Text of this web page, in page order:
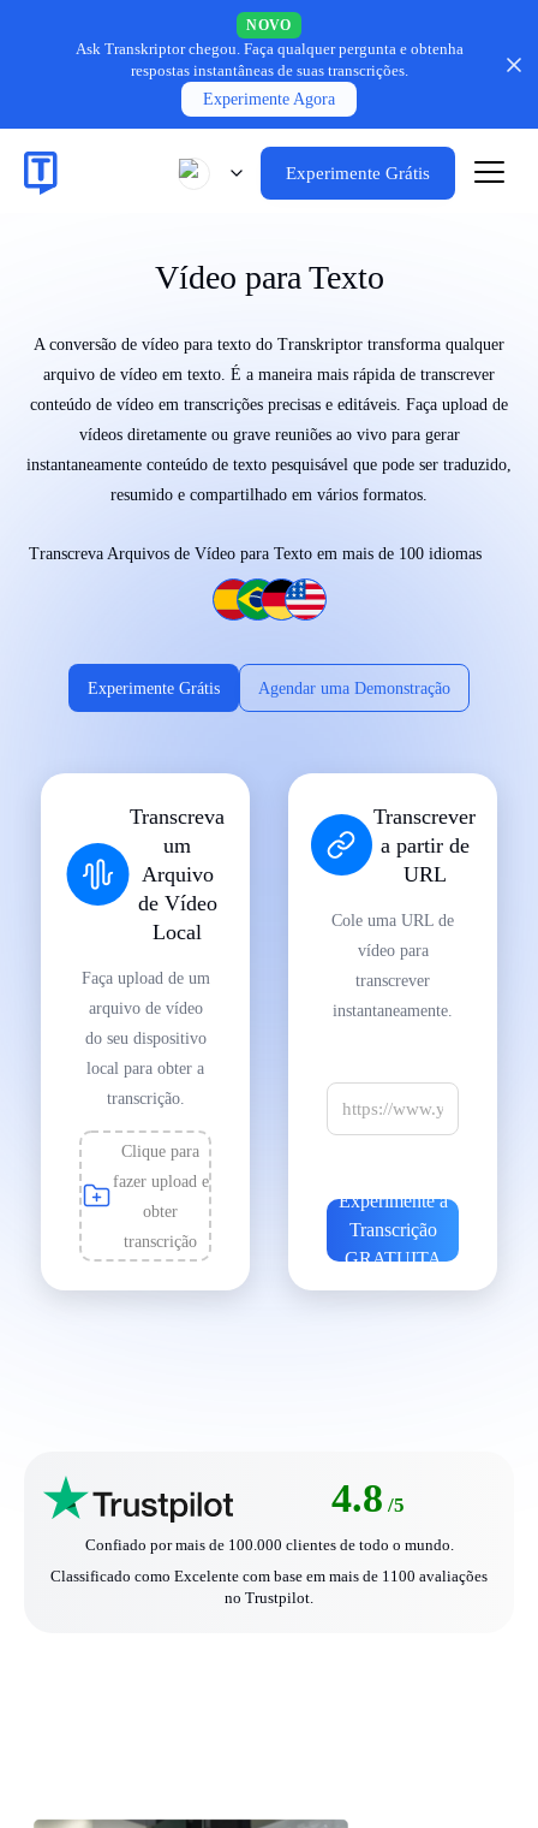
NOVO
Ask Transkriptor chegou. Faça qualquer pergunta e obtenha
respostas instantâneas de suas transcrições.
Experimente Agora
Experimente Grátis
Vídeo para Texto
A conversão de vídeo para texto do Transkriptor transforma qualquer
arquivo de vídeo em texto. É a maneira mais rápida de transcrever
conteúdo de vídeo em transcrições precisas e editáveis. Faça upload de
vídeos diretamente ou grave reuniões ao vivo para gerar
instantaneamente conteúdo de texto pesquisável que pode ser traduzido,
resumido e compartilhado em vários formatos.
Transcreva Arquivos de Vídeo para Texto em mais de 100 idiomas
Experimente Grátis Agendar uma Demonstração
Transcreva
um
Arquivo
de Vídeo
Local
Faça upload de um
arquivo de vídeo
do seu dispositivo
local para obter a
transcrição.
Clique para
fazer upload e
obter
transcrição
Transcrever
a partir de
URL
Cole uma URL de
vídeo para
transcrever
instantaneamente.
Experimente a
Transcrição
GRATUITA
4.8 /5
Confiado por mais de 100.000 clientes de todo o mundo.
Classificado como Excelente com base em mais de 1100 avaliações
no Trustpilot.